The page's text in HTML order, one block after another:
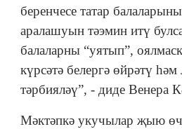
беренчесе татар
аралашуын тәэмин итү
балаларны “уятып”,
күрсәтә белергә өйрәтү һәм
тәрбияләү”, - диде Венера
Мәктәпкә укучылар җыю